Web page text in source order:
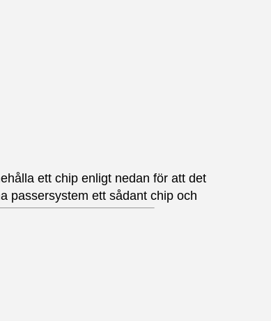
ett chip enligt nedan för att det
passersystem ett sådant chip och